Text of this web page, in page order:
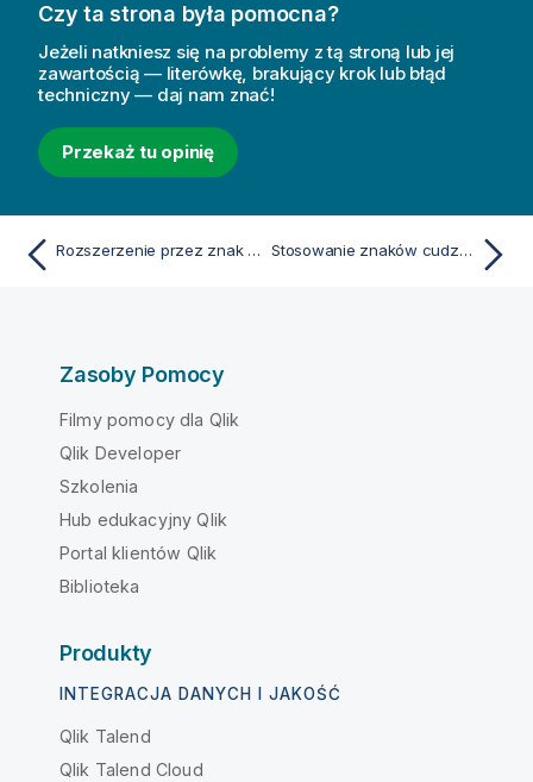
Czy ta strona była pomocna?
Jeżeli natkniesz się na problemy z tą stroną lub jej
zawartością — literówkę, brakujący krok lub błąd
techniczny — daj nam znać!
Przekaż tu opinię
Rozszerzenie przez znak dolara przy użyciu parametrów Stosowanie znaków cudzysłowu w skrypcie
Zasoby Pomocy
Filmy pomocy dla Qlik
Qlik Developer
Szkolenia
Hub edukacyjny Qlik
Portal klientów Qlik
Biblioteka
Produkty
INTEGRACJA DANYCH I JAKOŚĆ
Qlik Talend
Qlik Talend Cloud